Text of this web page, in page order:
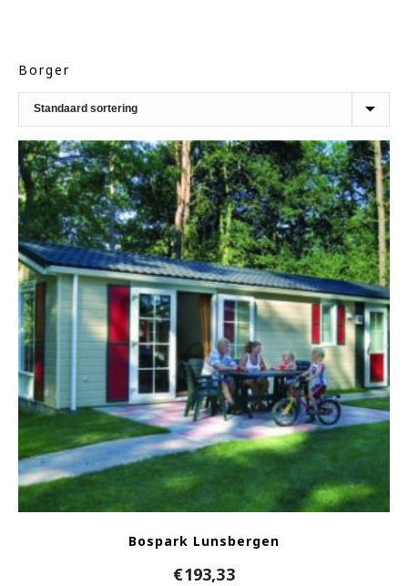
Borger
Bospark Lunsbergen
€193,33